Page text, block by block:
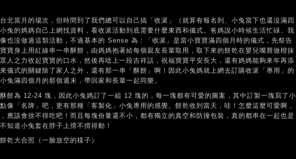
北當月的場次，但時間到了我們總可以自己搞「收涎」（就算有報名到、小兔當下也還沒滿四
兔的媽媽自己上網找資料，看收涎活動到底需要什麼東西和儀式。爸媽說小時候生活忙碌、我
也沒做過這類活動，不過基本的 Sense 為：「收涎」是當小寶寶滿四個月時的儀式，先祭告
寶身上用紅線串一串酥餅，由媽媽抱著給每個親友長輩取用，取下來的餅乾在嬰兒嘴唇做楷抹
人之力收起寶寶的口水，然後再唸上一段吉祥話，祝福寶寶平安長大，還有媽媽能夠來年再添
儀式的關鍵除了家人之外，還有那一串「酥餅」啊！因此小兔媽就上網去訂購收涎「專用」的
兔滿四個月的那個週末，帶回家和長輩一起同樂。
餅為 12-24 塊，因此小兔媽訂了一組 12 塊的，每一塊都有可愛的圖案，其中訂製一塊寫了小
像「名牌」吧，更有那種「客製化」小兔專用的感覺。餅乾收到當天，哇！怎麼這麼可愛啊，
應該會捨不得吃吧！而且每塊份量還不小，都有獨立的真空和防撞包裝，真的都串在一起也是
知道小兔套在脖子上揹不揹得動！
乾大合照（一臉放空的樣子）